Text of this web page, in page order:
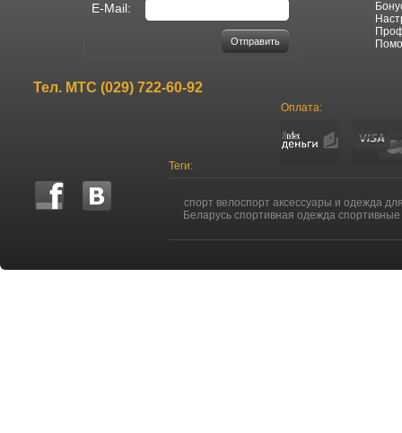
E-Mail:
Отправить
Тел. МТС (029) 722-60-92
Оплата:
Теги:
спорт велоспорт аксессуары и одежда
Беларусь спортивная одежда